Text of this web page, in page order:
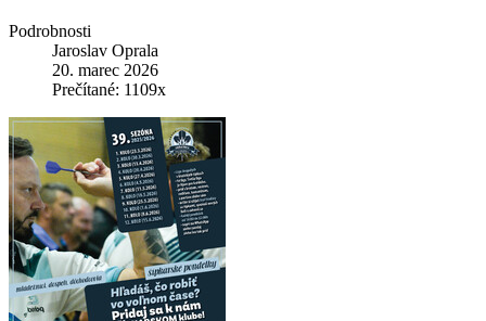
Podrobnosti
Jaroslav Oprala
20. marec 2026
Prečítané: 1109x